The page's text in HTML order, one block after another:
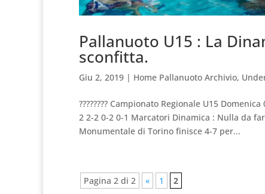
Pallanuoto U15 : La
sconfitta.
Giu 2, 2019 | Home Pallanuoto Archivio,
???????? Campionato Regionale U15
2 2-2 0-2 0-1 Marcatori Dinamica : Nulla da
Monumentale di Torino finisce 4-7 per...
Pagina 2 di 2 « 1 2